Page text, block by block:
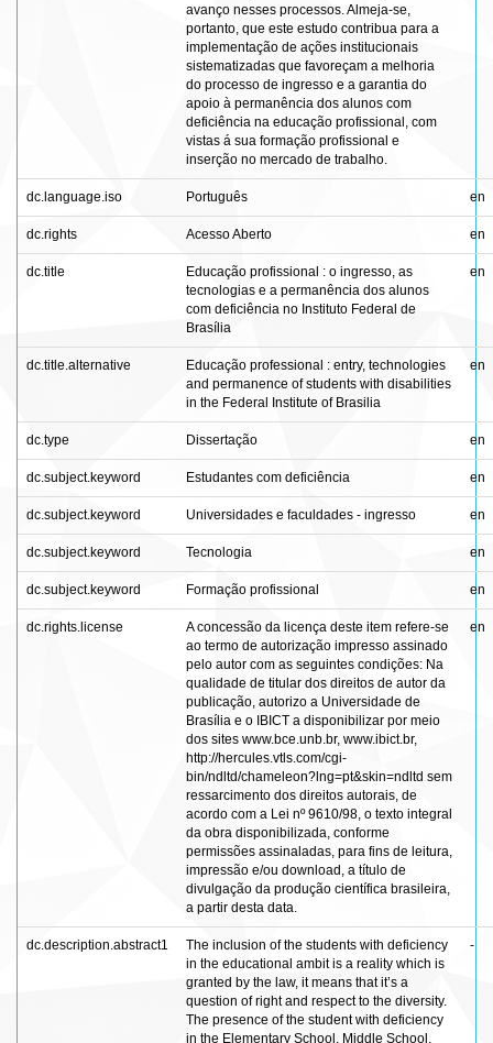
avanço nesses processos. Almeja-se,
portanto, que este estudo contribua para a
implementação de ações institucionais
sistematizadas que favoreçam a melhoria
do processo de ingresso e a garantia do
apoio à permanência dos alunos com
deficiência na educação profissional, com
vistas á sua formação profissional e
inserção no mercado de trabalho.
dc.language.iso Português en
dc.rights Acesso Aberto en
dc.title
Educação profissional : o ingresso, as
tecnologias e a permanência dos alunos
com deficiência no Instituto Federal de
Brasília
en
dc.title.alternative
Educação professional : entry, technologies
and permanence of students with disabilities
in the Federal Institute of Brasilia
en
dc.type Dissertação en
dc.subject.keyword Estudantes com deficiência en
dc.subject.keyword Universidades e faculdades - ingresso en
dc.subject.keyword Tecnologia en
dc.subject.keyword Formação profissional en
dc.rights.license
A concessão da licença deste item refere-se
ao termo de autorização impresso assinado
pelo autor com as seguintes condições: Na
qualidade de titular dos direitos de autor da
publicação, autorizo a Universidade de
Brasília e o IBICT a disponibilizar por meio
dos sites www.bce.unb.br, www.ibict.br,
http://hercules.vtls.com/cgi-
bin/ndltd/chameleon?lng=pt&skin=ndltd sem
ressarcimento dos direitos autorais, de
acordo com a Lei nº 9610/98, o texto integral
da obra disponibilizada, conforme
permissões assinaladas, para fins de leitura,
impressão e/ou download, a título de
divulgação da produção científica brasileira,
a partir desta data.
en
dc.description.abstract1
The inclusion of the students with deficiency
in the educational ambit is a reality which is
granted by the law, it means that it’s a
question of right and respect to the diversity.
The presence of the student with deficiency
in the Elementary School, Middle School,
-